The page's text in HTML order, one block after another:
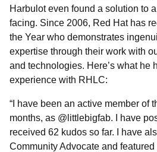
Harbulot even found a solution to
facing. Since 2006, Red Hat has
the Year who demonstrates
expertise through their work with
and technologies. Here’s what he
experience with RHLC:
“I have been an active member of
months, as @littlebigfab. I have
received 62 kudos so far. I have
Community Advocate and